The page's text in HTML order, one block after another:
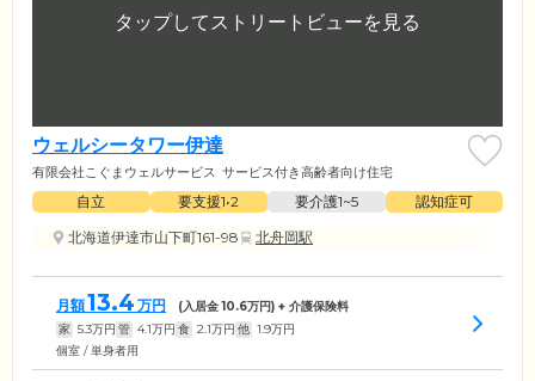
ウェルシータワー伊達
有限会社こぐまウェルサービス サービス付き高齢者向け住宅
自立 要支援1•2 要介護1~5
認知症可
北海道伊達市山下町161-98
北舟岡駅
月額13.4 万円 (入居金10.6万円) + 介護保険料
家 5.3万円 管 4.1万円 食 2.1万円 他 1.9万円
個室 / 単身者用